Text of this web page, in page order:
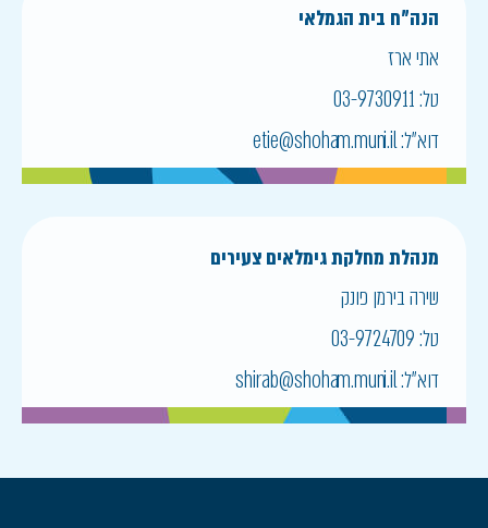
הנה"ח בית הגמלאי
אתי ארז
טל:03-9730911
דוא״ל:etie@shoham.muni.il
מנהלת מחלקת גימלאים צעירים
שירה בירמן פונק
טל:03-9724709
דוא״ל:shirab@shoham.muni.il